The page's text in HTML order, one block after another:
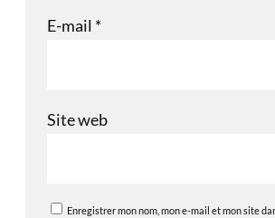
E-mail *
Site web
Enregistrer mon nom, mon e-mail et mon site